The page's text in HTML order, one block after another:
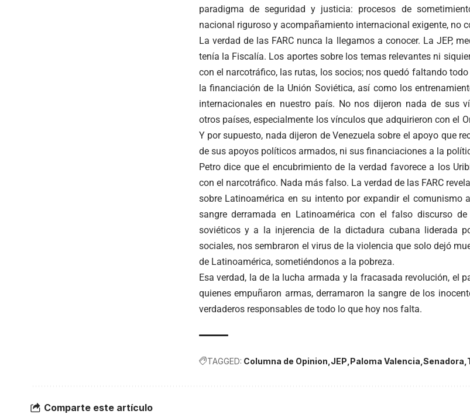
paradigma de seguridad y justicia: procesos de
nacional riguroso y acompañamiento internacional exigente, no
La verdad de las FARC nunca la llegamos a conocer. La JEP,
tenía la Fiscalía. Los aportes sobre los temas relevantes ni
con el narcotráfico, las rutas, los socios; nos quedó faltando
la financiación de la Unión Soviética, así como los
internacionales en nuestro país. No nos dijeron nada de sus
otros países, especialmente los vínculos que adquirieron con el
Y por supuesto, nada dijeron de Venezuela sobre el apoyo que
de sus apoyos políticos armados, ni sus financiaciones a la
Petro dice que el encubrimiento de la verdad favorece a los
con el narcotráfico. Nada más falso. La verdad de las FARC
sobre Latinoamérica en su intento por expandir el comunismo
sangre derramada en Latinoamérica con el falso discurso
soviéticos y a la injerencia de la dictadura cubana liderada
sociales, nos sembraron el virus de la violencia que solo dejó
de Latinoamérica, sometiéndonos a la pobreza.
Esa verdad, la de la lucha armada y la fracasada revolución, el
quienes empuñaron armas, derramaron la sangre de los
verdaderos responsables de todo lo que hoy nos falta.
TAGGED: Columna de Opinion JEP Paloma Valencia Senadora
Comparte este artículo